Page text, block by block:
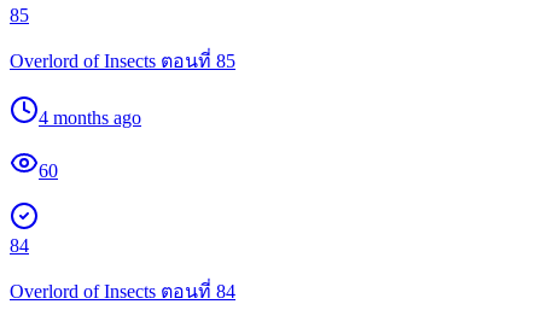
85
Overlord of Insects ตอนที่ 85
4 months ago
60
84
Overlord of Insects ตอนที่ 84